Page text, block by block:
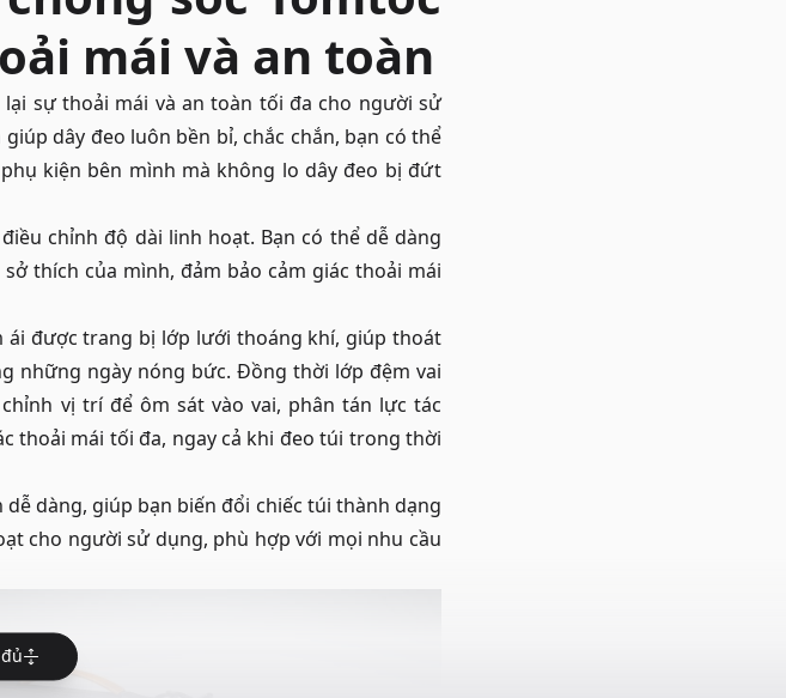
mái và an toàn
sự thoải mái và an toàn tối đa cho người sử
dây đeo luôn bền bỉ, chắc chắn, bạn có thể
kiện bên mình mà không lo dây đeo bị đứt
chỉnh độ dài linh hoạt. Bạn có thể dễ dàng
thích của mình, đảm bảo cảm giác thoải mái
ái được trang bị lớp lưới thoáng khí, giúp thoát
những ngày nóng bức. Đồng thời lớp đệm vai
vị trí để ôm sát vào vai, phân tán lực tác
thoải mái tối đa, ngay cả khi đeo túi trong thời
dàng, giúp bạn biến đổi chiếc túi thành dạng
cho người sử dụng, phù hợp với mọi nhu cầu